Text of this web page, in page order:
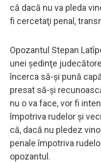
că dacă nu va pleda
fi cercetaţi penal,
Opozantul Stepan
unei şedinţe
încerca să-şi pună
presat să-şi
nu o va face, vor fi
împotriva rudelor şi
că, dacă nu pledez
penale împotriva
opozantul.